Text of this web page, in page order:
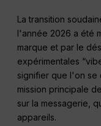
La transition
l'année 2026 a été
marque et par le
expérimentales
signifier que l'on se
mission principale
sur la messagerie,
appareils.